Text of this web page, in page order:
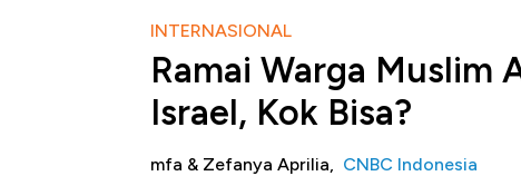
INTERNASIONAL
Ramai Warga Muslim
Israel, Kok Bisa?
mfa & Zefanya Aprilia, CNBC Indonesia